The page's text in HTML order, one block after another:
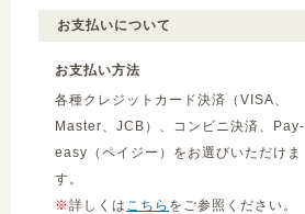
お支払いについて
お支払い方法
各種クレジットカード決済（VISA、
Master、JCB）、コンビニ決済、Pay-
easy（ペイジー）をお選びいただけま
す。
※詳しくは こちら をご参照ください。